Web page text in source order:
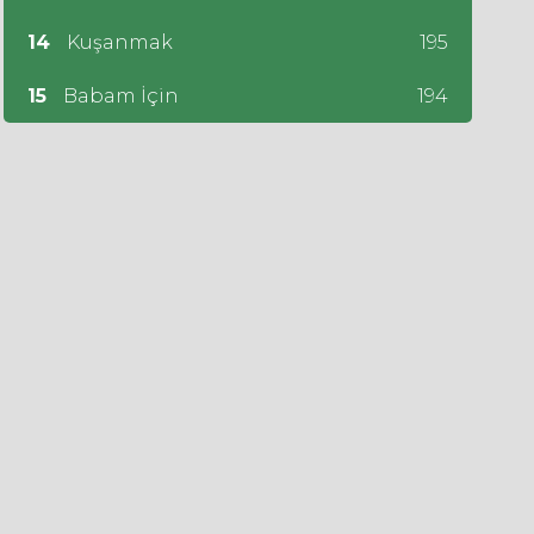
14 Kuşanmak 195
15 Babam İçin 194